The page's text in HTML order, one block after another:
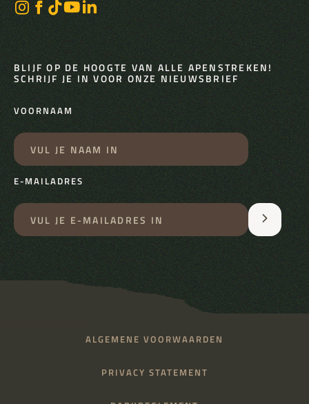
BLIJF OP DE HOOGTE VAN ALLE APENSTREKEN!
SCHRIJF JE IN VOOR ONZE NIEUWSBRIEF
VOORNAAM
E-MAILADRES
ALGEMENE VOORWAARDEN
PRIVACY STATEMENT